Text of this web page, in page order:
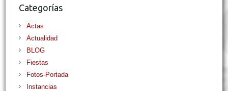
Categorías
Actas
Actualidad
BLOG
Fiestas
Fotos-Portada
Instancias